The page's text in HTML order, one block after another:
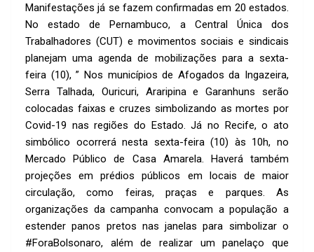
Manifestações já se fazem confirmadas em 20 estados.
No estado de Pernambuco, a Central Única dos
Trabalhadores (CUT) e movimentos sociais e sindicais
planejam uma agenda de mobilizações para a sexta-
feira (10), ” Nos municípios de Afogados da Ingazeira,
Serra Talhada, Ouricuri, Araripina e Garanhuns serão
colocadas faixas e cruzes simbolizando as mortes por
Covid-19 nas regiões do Estado. Já no Recife, o ato
simbólico ocorrerá nesta sexta-feira (10) às 10h, no
Mercado Público de Casa Amarela. Haverá também
projeções em prédios públicos em locais de maior
circulação, como feiras, praças e parques. As
organizações da campanha convocam a população a
estender panos pretos nas janelas para simbolizar o
#ForaBolsonaro, além de realizar um panelaço que